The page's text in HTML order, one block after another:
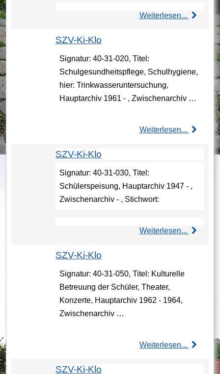
Weiterlesen...
SZV-Ki-Klo
Signatur: 40-31-020, Titel:
Schulgesundheitspflege, Schulhygiene,
hier: Trinkwasseruntersuchung,
Hauptarchiv 1961 - , Zwischenarchiv …
Weiterlesen...
SZV-Ki-Klo
Signatur: 40-31-030, Titel:
Schülerspeisung, Hauptarchiv 1947 - ,
Zwischenarchiv - , Stichwort:
Weiterlesen...
SZV-Ki-Klo
Signatur: 40-31-050, Titel: Kulturelle
Betreuung der Schüler, Theater,
Konzerte, Hauptarchiv 1962 - 1964,
Zwischenarchiv …
Weiterlesen...
SZV-Ki-Klo